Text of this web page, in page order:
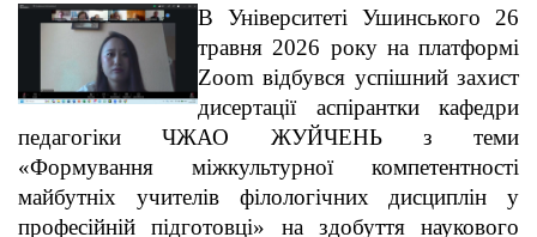
В Університеті Ушинського 26
травня 2026 року на платформі
Zoom відбувся успішний захист
дисертації аспірантки кафедри
педагогіки ЧЖАО ЖУЙЧЕНЬ з теми
«Формування міжкультурної компетентності
майбутніх учителів філологічних дисциплін у
професійній підготовці» на здобуття наукового